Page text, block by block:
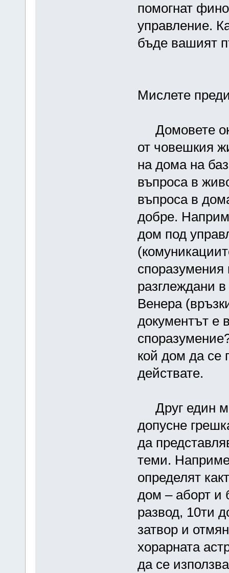
помогнат
управление.
бъде вашият
Мислете
Домовете
от човешкия
на дома на
въпроса в
въпроса в
добре.
дом под
разглеждани
Венера
документът е
кой дом да се
действате.
Друг един
допусне
да
теми.
определят
дом – аборт и
развод, 10ти
затвор и
хорарната
да се